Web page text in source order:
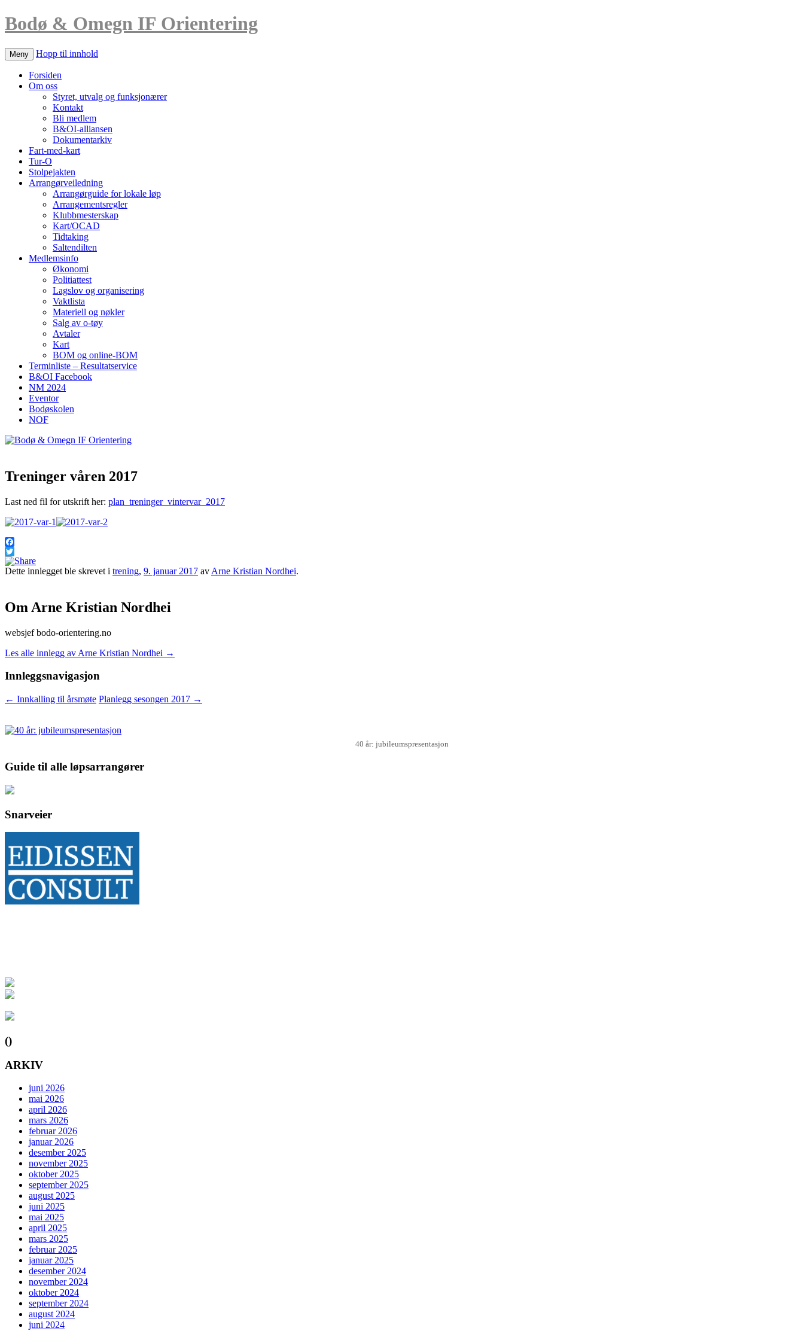
Bodø & Omegn IF Orientering
Meny Hopp til innhold
Forsiden
Om oss
Styret, utvalg og funksjonærer
Kontakt
Bli medlem
B&OI-alliansen
Dokumentarkiv
Fart-med-kart
Tur-O
Stolpejakten
Arrangørveiledning
Arrangørguide for lokale løp
Arrangementsregler
Klubbmesterskap
Kart/OCAD
Tidtaking
Saltendilten
Medlemsinfo
Økonomi
Politiattest
Lagslov og organisering
Vaktlista
Materiell og nøkler
Salg av o-tøy
Avtaler
Kart
BOM og online-BOM
Terminliste – Resultatservice
B&OI Facebook
NM 2024
Eventor
Bodøskolen
NOF
Treninger våren 2017
Last ned fil for utskrift her: plan_treninger_vintervar_2017
Facebook
Twitter
Dette innlegget ble skrevet i trening, 9. januar 2017 av Arne Kristian Nordhei.
Om Arne Kristian Nordhei
websjef bodo-orientering.no
Les alle innlegg av Arne Kristian Nordhei →
Innleggsnavigasjon
← Innkalling til årsmøte Planlegg sesongen 2017 →
40 år: jubileumspresentasjon
Guide til alle løpsarrangører
Snarveier
()
ARKIV
juni 2026
mai 2026
april 2026
mars 2026
februar 2026
januar 2026
desember 2025
november 2025
oktober 2025
september 2025
august 2025
juni 2025
mai 2025
april 2025
mars 2025
februar 2025
januar 2025
desember 2024
november 2024
oktober 2024
september 2024
august 2024
juni 2024